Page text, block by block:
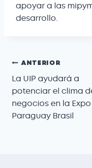
apoyar a las
desarrollo.
ANTERIOR
La UIP ayudará a
potenciar el clima
negocios en la Expo
Paraguay Brasil